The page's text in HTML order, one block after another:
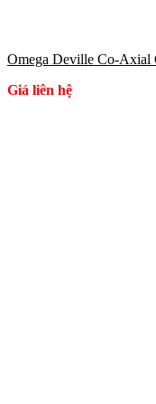
Omega Deville Co-Axial
Giá liên hệ